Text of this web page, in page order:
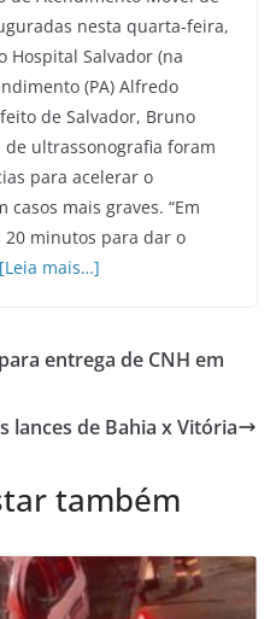
nesta quarta-feira,
Hospital Salvador (na
(PA) Alfredo
de Salvador, Bruno
de ultrassonografia foram
para acelerar o
mais graves. “Em
20 minutos para dar o
[Leia mais…]
entrega de CNH em
lances de Bahia x Vitória
também